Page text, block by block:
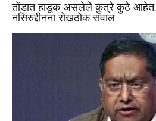
तोंडात हाडूक असलेले कुत्रे कुठे आहेत?
नसिरुद्दीनना रोखठोक सवाल